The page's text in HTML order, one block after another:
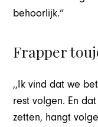
behoorlijk.”
Frapper
,,Ik vind dat we
rest volgen. En
zetten, hangt